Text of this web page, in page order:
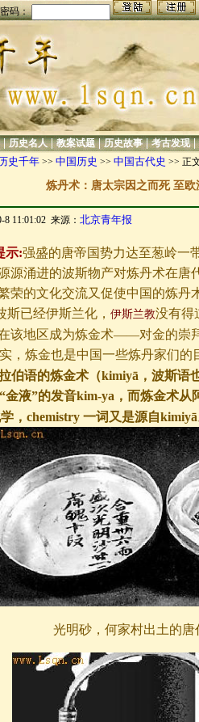
密码：
|历史名人|教案试题|历史故事|考古发现|
史千年>> 中国历史 >> 中国古代史 >> 正
炼丹术：唐太宗因之而死 至欧
8 11:01:02 来源： 北京青年报
示:强盛的唐帝国势力达至葱岭一
源涌进的波斯物产对炼丹术在唐
荣的文化交流又促使中国的炼丹
斯已经伊斯兰化， 伊斯兰教没有得
该地区成为炼金术——对金的崇
，炼金也是中国一些炼丹家们的
伯语的炼金术（kimiyā，波斯语
金液”的发音kim-ya，而炼金术从
，chemistry 一词又是源自kimiyā
光明砂，何家村出土的唐